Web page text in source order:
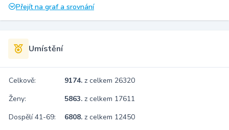
Přejít na graf a srovnání
Umístění
Celkově: 9174. z celkem 26320
Ženy:
5863. z celkem 17611
Dospělí 41-69:
6808. z celkem 12450